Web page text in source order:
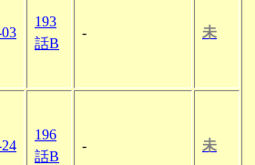
193
話B
- 未
196
話B
- 未